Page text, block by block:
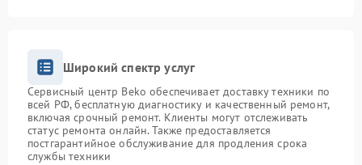
Широкий спектр услуг
Сервисный центр Beko обеспечивает доставку техники по
всей РФ, бесплатную диагностику и качественный ремонт,
включая срочный ремонт. Клиенты могут отслеживать
статус ремонта онлайн. Также предоставляется
постгарантийное обслуживание для продления срока
службы техники